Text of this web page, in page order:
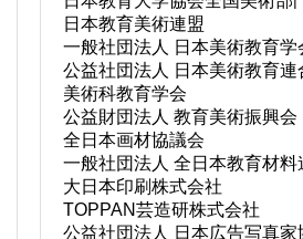
日本教育美術連盟
一般社団法人 日本美術教育学
公益社団法人 日本美術教育連
美術科教育学会
公益財団法人 教育美術振興会
全日本画材協議会
一般社団法人 全日本教育材料
大日本印刷株式会社
TOPPAN芸造研株式会社
公益社団法人 日本広告写真家